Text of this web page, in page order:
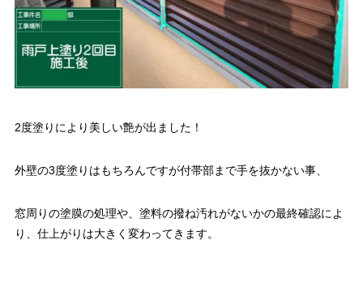
2度塗りにより美しい艶が出ました！
外壁の3度塗りはもちろんですが付帯部まで手を抜かない事、
窓周りの塗膜の処理や、塗料の撥ね汚れがないかの最終確認によ
り、仕上がりは大きく変わってきます。